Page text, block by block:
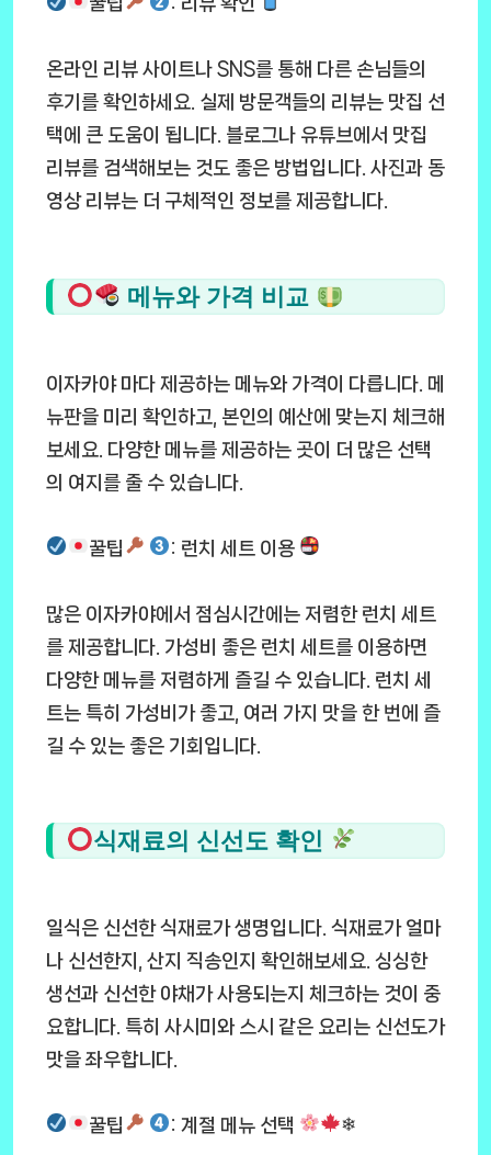
온라인 리뷰 사이트나 SNS를 통해 다른 손님들의
후기를 확인하세요. 실제 방문객들의 리뷰는 맛집 선
택에 큰 도움이 됩니다. 블로그나 유튜브에서 맛집
리뷰를 검색해보는 것도 좋은 방법입니다. 사진과 동
영상 리뷰는 더 구체적인 정보를 제공합니다.
메뉴와 가격 비교
이자카야 마다 제공하는 메뉴와 가격이 다릅니다. 메
뉴판을 미리 확인하고, 본인의 예산에 맞는지 체크해
보세요. 다양한 메뉴를 제공하는 곳이 더 많은 선택
의 여지를 줄 수 있습니다.
꿀팁 : 런치 세트 이용
많은 이자카야에서 점심시간에는 저렴한 런치 세트
를 제공합니다. 가성비 좋은 런치 세트를 이용하면
다양한 메뉴를 저렴하게 즐길 수 있습니다. 런치 세
트는 특히 가성비가 좋고, 여러 가지 맛을 한 번에 즐
길 수 있는 좋은 기회입니다.
식재료의 신선도 확인
일식은 신선한 식재료가 생명입니다. 식재료가 얼마
나 신선한지, 산지 직송인지 확인해보세요. 싱싱한
생선과 신선한 야채가 사용되는지 체크하는 것이 중
요합니다. 특히 사시미와 스시 같은 요리는 신선도가
맛을 좌우합니다.
꿀팁 : 계절 메뉴 선택 ❄